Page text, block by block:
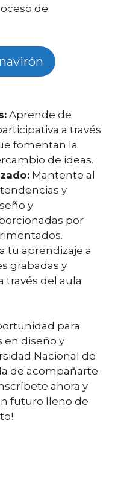
de
Aprende de
a través
fomentan la
de ideas.
Mantente al
y
y
por
tu aprendizaje a
grabadas y
través del aula
para
en diseño y
Nacional de
de acompañarte
ahora y
futuro lleno de